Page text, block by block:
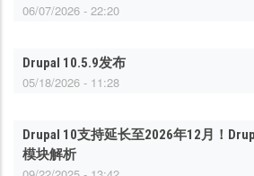
06/07/2026 - 22:20
Drupal 10.5.9发布
05/18/2026 - 11:28
Drupal 10支持延长至2026年12月！
模块解析